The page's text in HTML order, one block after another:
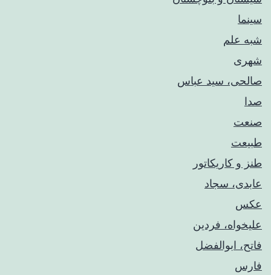
سینما
شبه علم
شهری
صالحی، سید عباس
صدا
صنعت
طبیعت
طنز و کاریکاتور
عابدی، سجاد
عکس
علیخواه، فردین
فاتح، ابوالفضل
فارس